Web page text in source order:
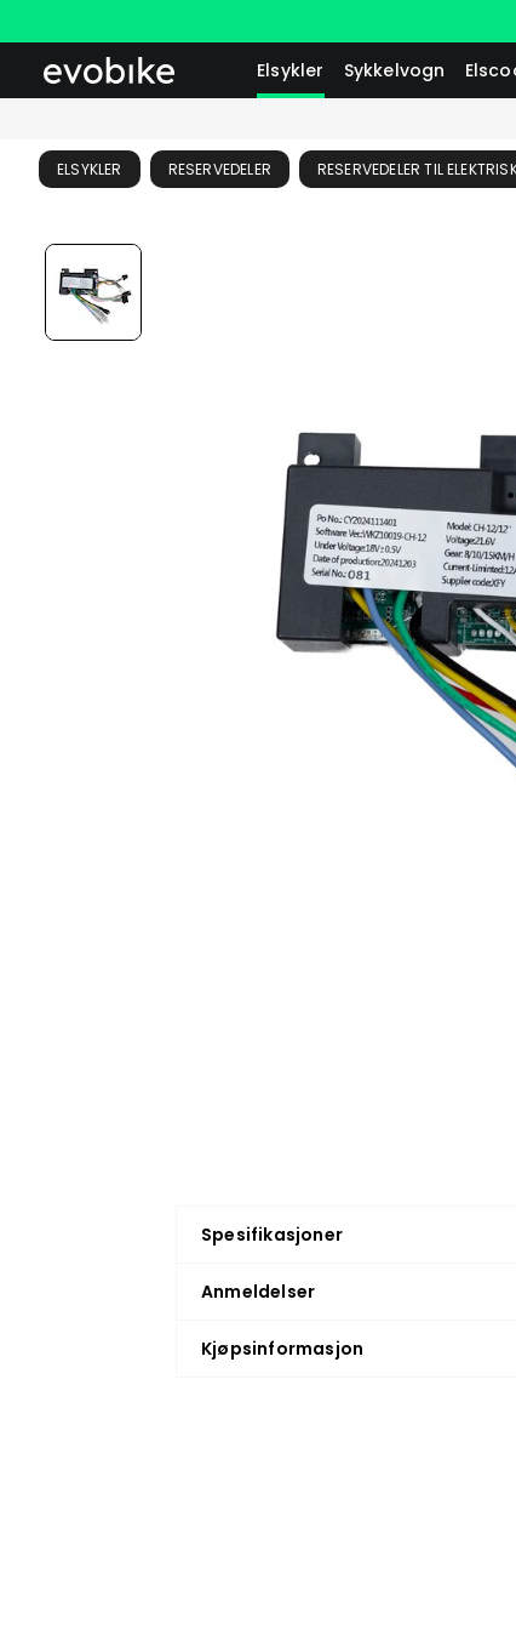
Elsykler Sykkelvogn
ELSYKLER RESERVEDELER RESERVEDELER TIL
Spesifikasjoner
Anmeldelser
Kjøpsinformasjon